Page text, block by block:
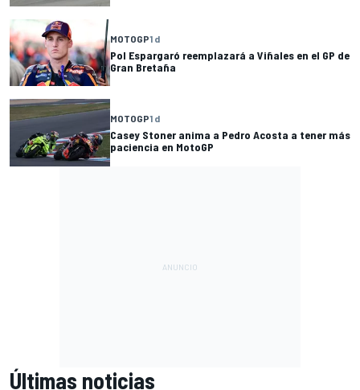
MOTOGP1 d
Pol Espargaró reemplazará a Viñales en el GP de
Gran Bretaña
MOTOGP1 d
Casey Stoner anima a Pedro Acosta a tener más
paciencia en MotoGP
Últimas noticias